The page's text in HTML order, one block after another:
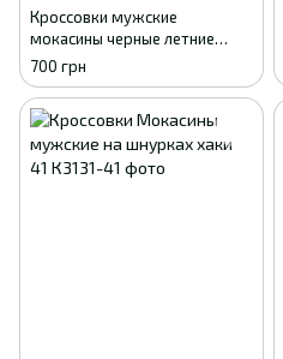
Кроссовки мужские
мокасины черные летние
сетка Dago Style, 41 - 45
700 грн